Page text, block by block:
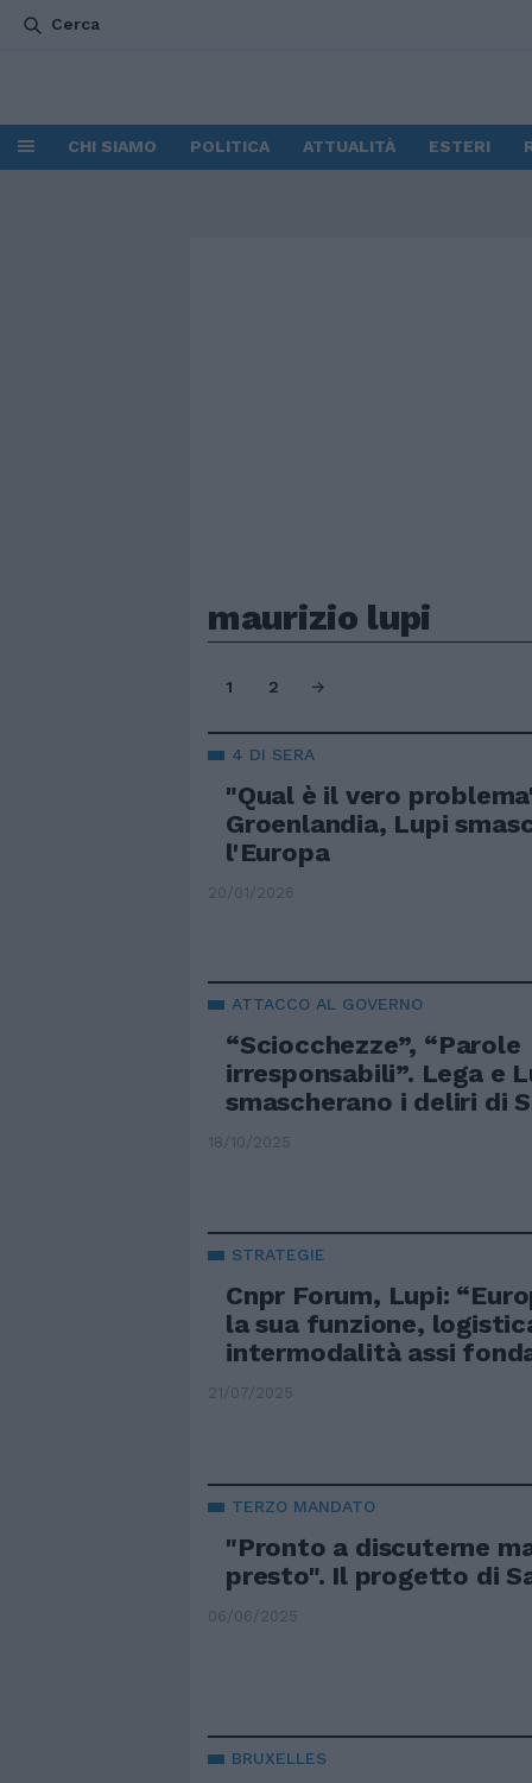
Cerca
CHI SIAMO POLITICA ATTUALITÀ ESTERI
maurizio lupi
1 2
4 DI SERA
"Qual è il vero
Groenlandia, Lupi
l'Europa
20/01/2026
ATTACCO AL GOVERNO
“Sciocchezze”, “Parole
irresponsabili”. Lega e
smascherano i deliri di
18/10/2025
STRATEGIE
Cnpr Forum, Lupi:
la sua funzione,
intermodalità assi
21/07/2025
TERZO MANDATO
"Pronto a discuterne
presto". Il progetto di
06/06/2025
BRUXELLES